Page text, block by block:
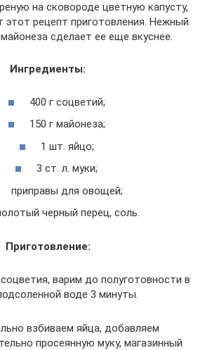
на сковороде цветную капусту,
этот рецепт приготовления. Нежный
сделает ее еще вкуснее.
Ингредиенты:
400 г соцветий;
150 г майонеза;
1 шт. яйцо;
3 ст. л. муки;
приправы для овощей;
черный перец, соль.
Приготовление:
варим до полуготовности в
воде 3 минуты.
взбиваем яйца, добавляем
просеянную муку, магазинный